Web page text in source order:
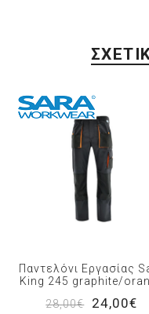
Παντελόνι Εργασίας
King 245 graphite/
28,00€
24,00€